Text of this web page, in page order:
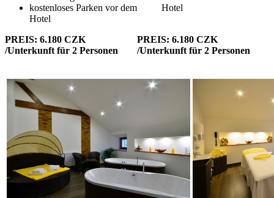
kostenloses Parken vor dem
Hotel
Hotel
PREIS: 6.180 CZK
/Unterkunft für 2 Personen
PREIS: 6.180 CZK
/Unterkunft für 2 Personen